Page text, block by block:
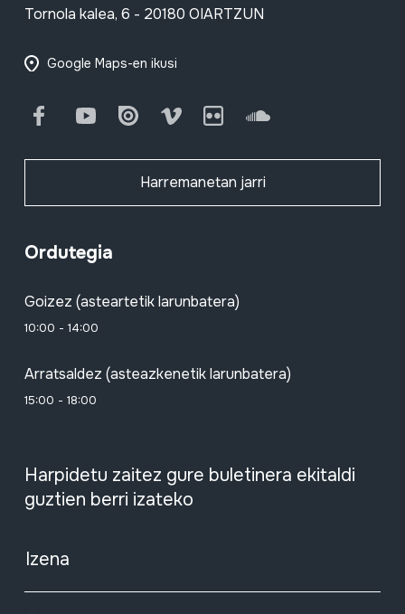
Tornola kalea, 6 - 20180 OIARTZUN
Google Maps-en ikusi
FacebookYoutube Issuu Vimeo Flickr SoundCloud
Harremanetan jarri
Ordutegia
Goizez (asteartetik larunbatera)
10:00 - 14:00
Arratsaldez (asteazkenetik larunbatera)
15:00 - 18:00
Harpidetu zaitez gure buletinera ekitaldi
guztien berri izateko
Izena